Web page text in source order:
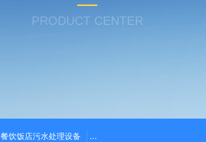
PRODUCT CENTER
餐饮饭店污水处理设备 高密度沉淀池中心传动刮泥机